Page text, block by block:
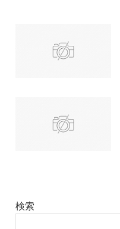
検索